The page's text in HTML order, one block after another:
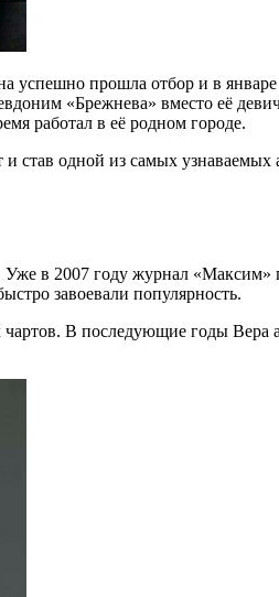
прошла отбор и в январе
«Брежнева» вместо её
работал в её родном городе.
одной из самых узнаваемых
Уже в 2007 году журнал
завоевали популярность.
В последующие годы Вера